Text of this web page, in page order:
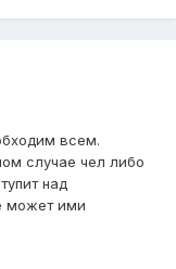
всем.
случае чел либо
над
может ими